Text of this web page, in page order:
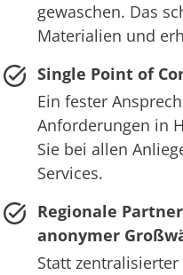
gewaschen. Das
Materialien und
Single Point of
Ein fester
Anforderungen in
Sie bei allen
Services.
Regionale
anonymer
Statt